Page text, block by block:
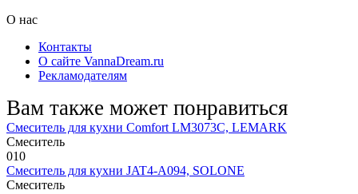
О нас
Контакты
О сайте VannaDream.ru
Рекламодателям
Вам также может понравиться
Смеситель для кухни Comfort LM3073C, LEMARK
Смеситель
010
Смеситель для кухни JAT4-A094, SOLONE
Смеситель